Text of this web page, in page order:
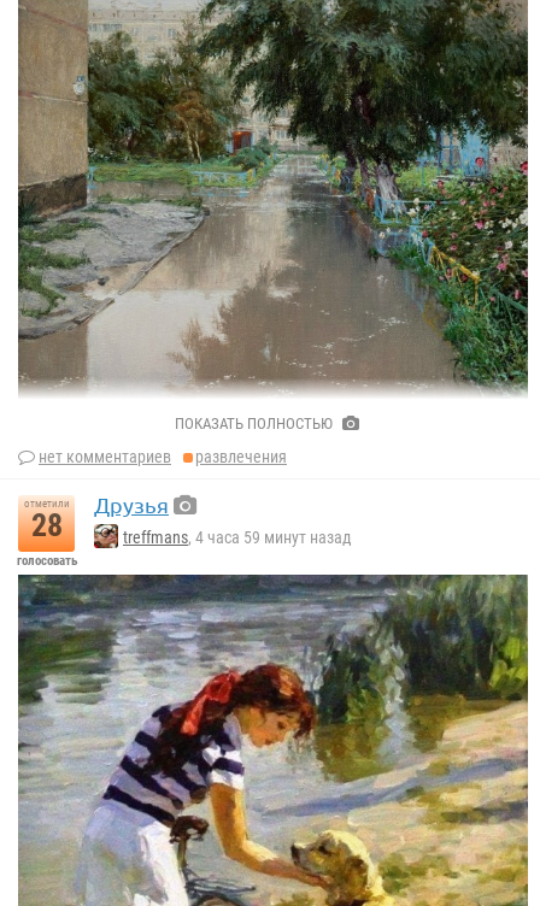
Вячеслав Милюхин.
Моя Венеция
ПОКАЗАТЬ ПОЛНОСТЬЮ
нет комментариев развлечения
отметили
28
голосовать
Друзья
treffmans, 4 часа 59 минут назад